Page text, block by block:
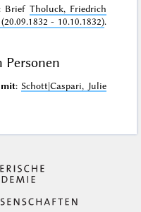
: Brief Tholuck, Friedrich
- 10.10.1832).
Personen
: Schott|Caspari, Julie